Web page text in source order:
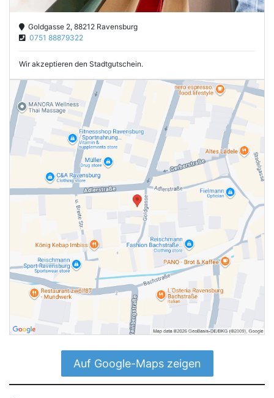
Goldgasse 2, 88212 Ravensburg
0751 88879322
Wir akzeptieren den Stadtgutschein.
Auf Google-Maps zeigen